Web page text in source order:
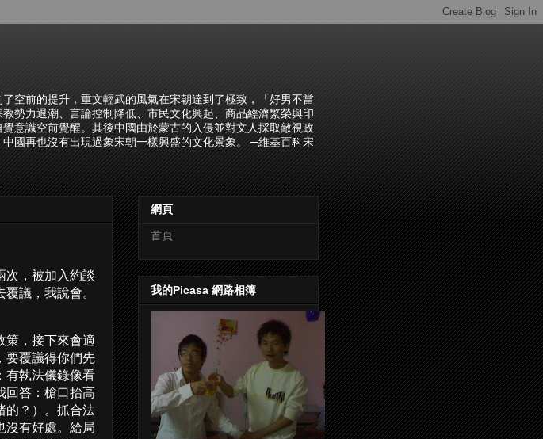
空前的提升，重文輕武的風氣在宋朝達到了極致，「好男不當
勢力退潮、言論控制降低、市民文化興起、商品經濟繁榮與印
意識空前覺醒。其後中國由於蒙古的入侵並對文人採取敵視政
國再也沒有出現過象宋朝一樣興盛的文化景象。 ─維基百科宋
次，被加入約談
議，我說會。
策，接下來會適
要覆議得你們先
有執法儀錄像看
回答：槍口抬高
的？）。抓合法
沒有好處。給局
網頁
首頁
我的Picasa 網路相簿